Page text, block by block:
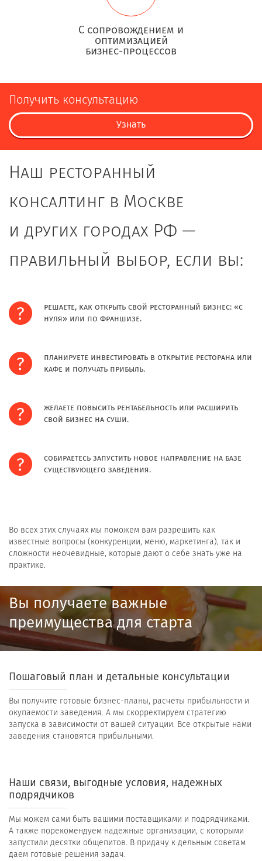
С сопровождением и
оптимизацией
бизнес-процессов
Получить консультацию
Узнать
Наш ресторанный
консалтинг в Москве
и других городах РФ —
правильный выбор, если вы:
решаете, как открыть свой ресторанный бизнес: «с
нуля» или по франшизе.
планируете инвестировать в открытие ресторана или
кафе и получать прибыль.
желаете повысить рентабельность или расширить
свой бизнес на суши.
собираетесь запустить новое направление на базе
существующего заведения.
Во всех этих случаях мы поможем вам разрешить как
известные вопросы (конкуренции, меню, маркетинга), так и
сложности неочевидные, которые дают о себе знать уже на
практике.
Вы получаете важные
преимущества для старта
Пошаговый план и детальные консультации
Вы получите готовые бизнес-планы, расчеты прибыльности и
окупаемости заведения. А мы скорректируем стратегию
запуска в зависимости от вашей ситуации. Все открытые нами
заведения становятся прибыльными.
Наши связи, выгодные условия, надежных
подрядчиков
Мы можем сами быть вашими поставщиками и подрядчиками.
А также порекомендуем надежные организации, с которыми
запустили десятки общепитов. В придачу к дельным советам
даем готовые решения задач.